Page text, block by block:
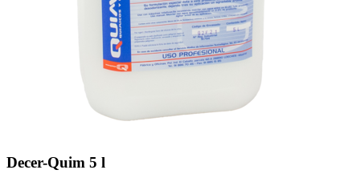
Decer-Quim 5 l